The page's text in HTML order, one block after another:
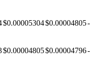
$0.00005304$0.00004805-
$0.00004805$0.00004796-